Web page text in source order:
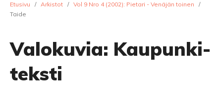
Etusivu / Arkistot / Vol 9 Nro 4 (2002): Pietari - Venäjän toinen
/
Taide
Valokuvia: Kaupunki-
teksti